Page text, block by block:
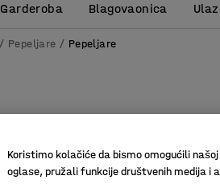
Garderoba Blagovaonica
Pepeljare Pepeljare
Koristimo kolačiće da bismo omogućili
oglase, pružali funkcije društvenih medija i